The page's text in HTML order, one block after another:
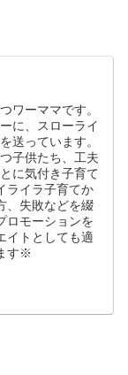
ワーママです。
に、スローライ
送っています。
子供たち、工夫
に気付き子育て
ライラ子育てか
、失敗などを綴
ロモーションを
イトとしても適
す※